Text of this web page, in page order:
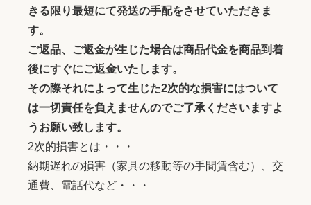
きる限り最短にて発送の手配をさせていただきま
す。
ご返品、ご返金が生じた場合は商品代金を商品到着
後にすぐにご返金いたします。
その際それによって生じた2次的な損害にはついて
は一切責任を負えませんのでご了承くださいますよ
うお願い致します。
2次的損害とは・・・
納期遅れの損害（家具の移動等の手間賃含む）、交
通費、電話代など・・・